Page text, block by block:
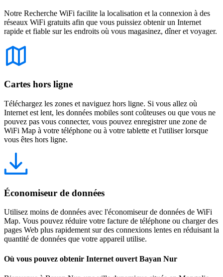
Notre Recherche WiFi facilite la localisation et la connexion à des
réseaux WiFi gratuits afin que vous puissiez obtenir un Internet
rapide et fiable sur les endroits où vous magasinez, dîner et voyager.
Cartes hors ligne
Téléchargez les zones et naviguez hors ligne. Si vous allez où
Internet est lent, les données mobiles sont coûteuses ou que vous ne
pouvez pas vous connecter, vous pouvez enregistrer une zone de
WiFi Map à votre téléphone ou à votre tablette et l'utiliser lorsque
vous êtes hors ligne.
Économiseur de données
Utilisez moins de données avec l'économiseur de données de WiFi
Map. Vous pouvez réduire votre facture de téléphone ou charger des
pages Web plus rapidement sur des connexions lentes en réduisant la
quantité de données que votre appareil utilise.
Où vous pouvez obtenir Internet ouvert Bayan Nur